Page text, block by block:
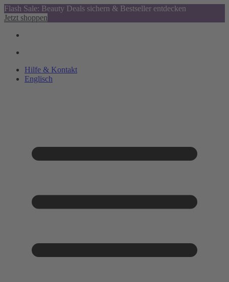
Flash Sale: Beauty Deals sichern & Bestseller entdecken
Jetzt shoppen
Hilfe & Kontakt
Englisch